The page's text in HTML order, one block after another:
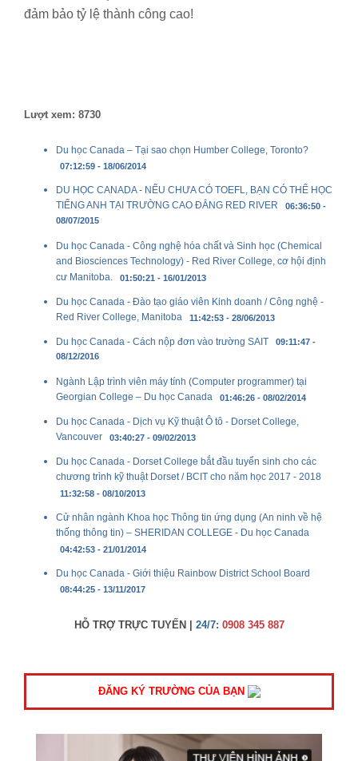
đảm bảo tỷ lệ thành công cao!
Lượt xem: 8730
Du học Canada – Tại sao chọn Humber College, Toronto?
07:12:59 - 18/06/2014
DU HỌC CANADA - NẾU CHƯA CÓ TOEFL, BẠN CÓ THỂ HỌC
TIẾNG ANH TẠI TRƯỜNG CAO ĐẲNG RED RIVER 06:36:50 -
08/07/2015
Du học Canada - Công nghệ hóa chất và Sinh học (Chemical
and Biosciences Technology) - Red River College, cơ hội định
cư Manitoba.
01:50:21 - 16/01/2013
Du học Canada - Đào tạo giáo viên Kinh doanh / Công nghệ -
Red River College, Manitoba 11:42:53 - 28/06/2013
Du học Canada - Cách nộp đơn vào trường SAIT 09:11:47 -
08/12/2016
Ngành Lập trình viên máy tính (Computer programmer) tại
Georgian College – Du học Canada 01:46:26 - 08/02/2014
Du học Canada - Dịch vụ Kỹ thuật Ô tô - Dorset College,
Vancouver 03:40:27 - 09/02/2013
Du học Canada - Dorset College bắt đầu tuyển sinh cho các
chương trình kỹ thuật Dorset / BCIT cho năm học 2017 - 2018
11:32:58 - 08/10/2013
Cử nhân ngành Khoa học Thông tin ứng dụng (An ninh về hệ
thống thông tin) – SHERIDAN COLLEGE - Du học Canada
04:42:53 - 21/01/2014
Du học Canada - Giới thiệu Rainbow District School Board
08:44:25 - 13/11/2017
HỖ TRỢ TRỰC TUYẾN | 24/7: 0908 345 887
ĐĂNG KÝ TRƯỜNG CỦA BẠN